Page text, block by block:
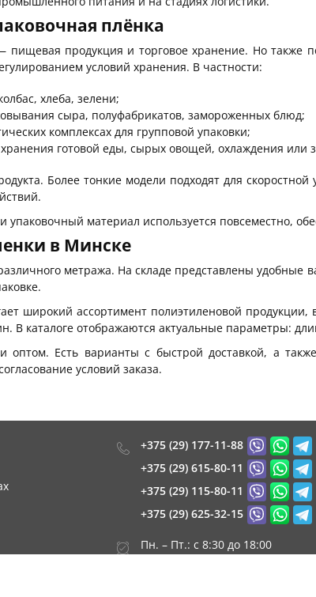
плёнка
продукция и торговое хранение. Но также
условий хранения. В частности:
хлеба, зелени;
сыра, полуфабрикатов, замороженных блюд;
комплексах для групповой упаковки;
готовой еды, сырых овощей, охлаждения или
Более тонкие модели подходят для
упаковочный материал используется повсеместно,
в Минске
метража. На складе представлены удобные
широкий ассортимент полиэтиленовой
В каталоге отображаются актуальные параметры:
оптом. Есть варианты с быстрой доставкой, а
условий заказа.
+375 (29) 177-11-88
+375 (29) 615-80-11
+375 (29) 115-80-11
+375 (29) 625-32-15
Пн. – Пт.: с 8:30 до 18:00